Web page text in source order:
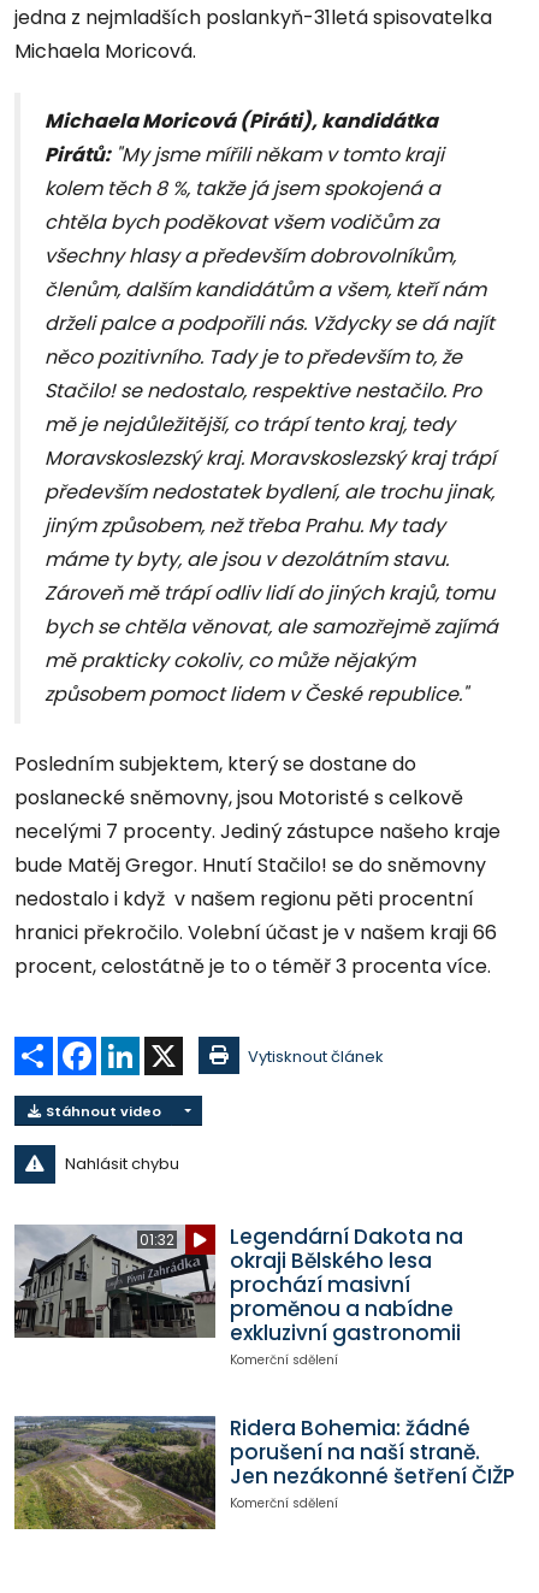
jedna z nejmladších poslankyň-31letá spisovatelka
Michaela Moricová.
Michaela Moricová (Piráti), kandidátka
Pirátů:"My jsme mířili někam v tomto kraji
kolem těch 8 %, takže já jsem spokojená a
chtěla bych poděkovat všem vodičům za
všechny hlasy a především dobrovolníkům,
členům, dalším kandidátům a všem, kteří nám
drželi palce a podpořili nás. Vždycky se dá najít
něco pozitivního. Tady je to především to, že
Stačilo! se nedostalo, respektive nestačilo. Pro
mě je nejdůležitější, co trápí tento kraj, tedy
Moravskoslezský kraj. Moravskoslezský kraj trápí
především nedostatek bydlení, ale trochu jinak,
jiným způsobem, než třeba Prahu. My tady
máme ty byty, ale jsou v dezolátním stavu.
Zároveň mě trápí odliv lidí do jiných krajů, tomu
bych se chtěla věnovat, ale samozřejmě zajímá
mě prakticky cokoliv, co může nějakým
způsobem pomoct lidem v České republice."
Posledním subjektem, který se dostane do
poslanecké sněmovny, jsou Motoristé s celkově
necelými 7 procenty. Jediný zástupce našeho kraje
bude Matěj Gregor. Hnutí Stačilo! se do sněmovny
nedostalo i když v našem regionu pěti procentní
hranici překročilo. Volební účast je v našem kraji 66
procent, celostátně je to o téměř 3 procenta více.
Sdílet Facebook
LinkedIn Vytisknout článek
Stáhnout video
Nahlásit chybu
01:32
Legendární Dakota na
okraji Bělského lesa
prochází masivní
proměnou a nabídne
exkluzivní gastronomii
Komerční sdělení
Ridera Bohemia: žádné
porušení na naší straně.
Jen nezákonné šetření ČIŽP
Komerční sdělení